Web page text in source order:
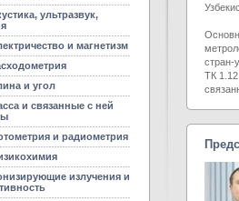
ультразвук,
и магнетизм
и угол
и связанные с ней
и радиометрия
излучения и
стран-
ТК